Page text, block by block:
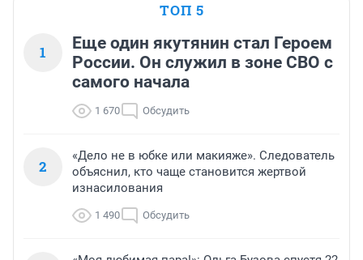
ТОП 5
1
Еще один якутянин стал Героем
России. Он служил в зоне СВО с
самого начала
1 670 Обсудить
2
«Дело не в юбке или макияже». Следователь
объяснил, кто чаще становится жертвой
изнасилования
1 490 Обсудить